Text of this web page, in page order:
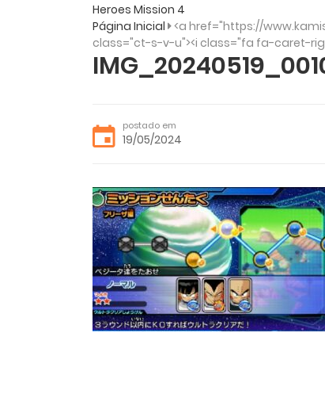
Heroes Mission 4
Página Inicial <a href="https://
class="ct-s-v-u"><i class="fa fa-caret-
postado em
19/05/2024